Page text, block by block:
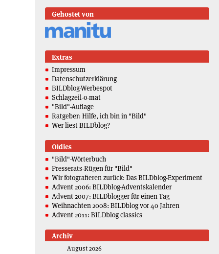
Gehostet von
Extras
Impressum
Datenschutzerklärung
BILDblog-Werbespot
Schlagzeil-o-mat
"Bild"-Auflage
Ratgeber: Hilfe, ich bin in "Bild"
Wer liest BILDblog?
Oldies
"Bild"-Wörterbuch
Presserats-Rügen für "Bild"
Wir fotografieren zurück: Das BILDblog-Experiment
Advent 2006: BILDblog-Adventskalender
Advent 2007: BILDblogger für einen Tag
Weihnachten 2008: BILDblog vor 40 Jahren
Advent 2011: BILDblog classics
Archiv
August 2026